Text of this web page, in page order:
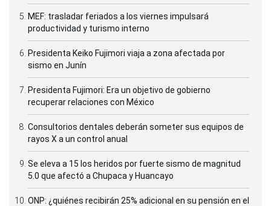
MEF: trasladar feriados a los viernes impulsará
productividad y turismo interno
Presidenta Keiko Fujimori viaja a zona afectada por
sismo en Junín
Presidenta Fujimori: Era un objetivo de gobierno
recuperar relaciones con México
Consultorios dentales deberán someter sus equipos de
rayos X a un control anual
Se eleva a 15 los heridos por fuerte sismo de magnitud
5.0 que afectó a Chupaca y Huancayo
ONP: ¿quiénes recibirán 25% adicional en su pensión en el